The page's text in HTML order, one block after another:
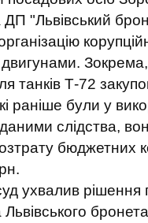
ДП "Львівський
Зокрема,
танків Т-72
раніше були у
слідства,
бюджетних
ухвалив